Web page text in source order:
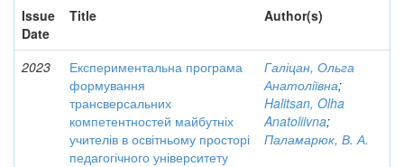
Issue
Date
Title Author(s)
2023
Експериментальна програма
формування
трансверсальних
компетентностей майбутніх
учителів в освітньому просторі
педагогічного університету
Галіцан, Ольга
Анатоліївна;
Halitsan, Olha
Anatoliivna;
Паламарюк, В. А.